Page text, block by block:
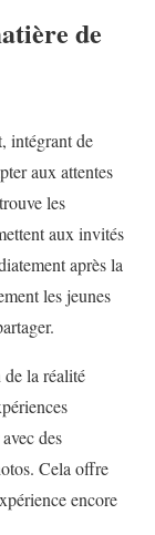
de
intégrant de
aux attentes
les
aux invités
après la
les jeunes
de la réalité
des
Cela offre
encore